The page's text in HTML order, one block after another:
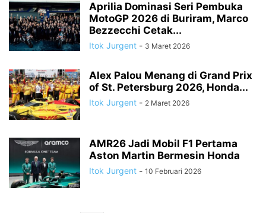
Aprilia Dominasi Seri Pembuka
MotoGP 2026 di Buriram, Marco
Bezzecchi Cetak...
Itok Jurgent - 3 Maret 2026
Alex Palou Menang di Grand Prix
of St. Petersburg 2026, Honda...
Itok Jurgent - 2 Maret 2026
AMR26 Jadi Mobil F1 Pertama
Aston Martin Bermesin Honda
Itok Jurgent - 10 Februari 2026